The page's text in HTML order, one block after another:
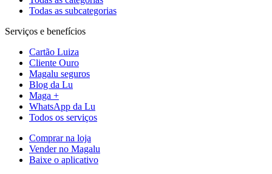
Todas as subcategorias
Serviços e benefícios
Cartão Luiza
Cliente Ouro
Magalu seguros
Blog da Lu
Maga +
WhatsApp da Lu
Todos os serviços
Comprar na loja
Vender no Magalu
Baixe o aplicativo